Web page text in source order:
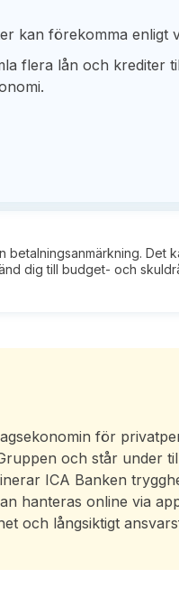
kan förekomma enligt
flera lån och krediter
Det
dig till budget- och
för
och står under
ICA Banken
hanteras online via
och långsiktigt